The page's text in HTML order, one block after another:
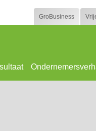
GroBusiness